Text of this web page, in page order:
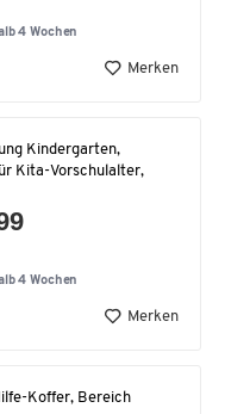
4 Wochen
Merken
Kindergarten,
Kita-Vorschulalter,
4 Wochen
Merken
Koffer, Bereich